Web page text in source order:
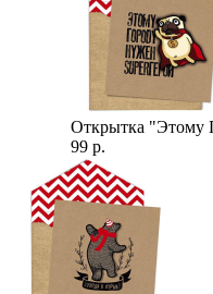
Открытка "Этому
99 р.